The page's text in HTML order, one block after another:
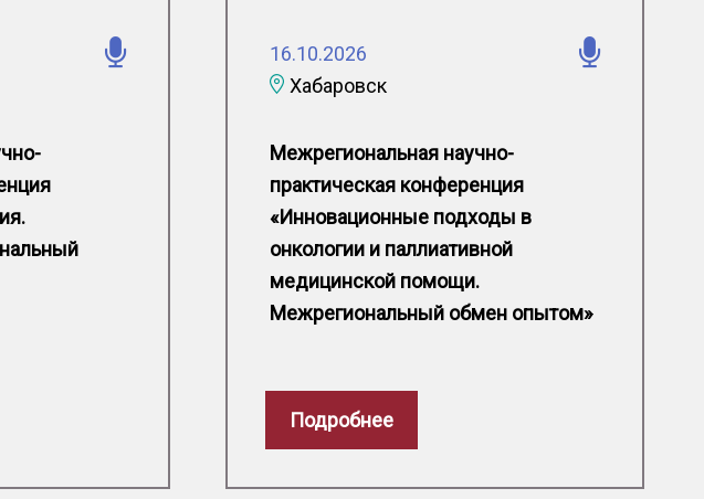
16.10.2026
Хабаровск
Межрегиональная научно-
практическая конференция
«Инновационные подходы в
онкологии и паллиативной
медицинской помощи.
Межрегиональный обмен опытом»
Подробнее